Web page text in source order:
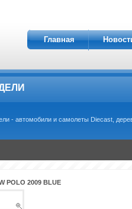
Главная
- автомобили и самолеты Diecast,
POLO 2009 BLUE